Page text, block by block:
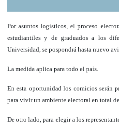
Por asuntos logísticos, el proceso
estudiantiles y de graduados a los
Universidad, se pospondrá hasta nuevo
La medida aplica para todo el país.
En esta oportunidad los comicios serán
para vivir un ambiente electoral en total
De otro lado, para elegir a los